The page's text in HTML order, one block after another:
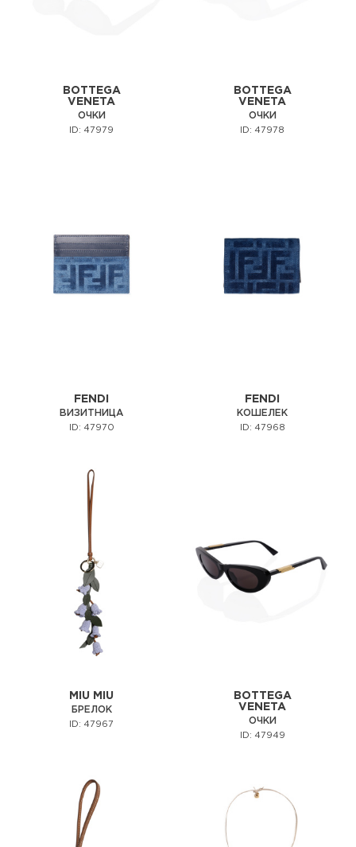
BOTTEGA
VENETA
ОЧКИ
ID: 47979
BOTTEGA
VENETA
ОЧКИ
ID: 47978
FENDI
ВИЗИТНИЦА
ID: 47970
FENDI
КОШЕЛЕК
ID: 47968
MIU MIU
БРЕЛОК
ID: 47967
BOTTEGA
VENETA
ОЧКИ
ID: 47949